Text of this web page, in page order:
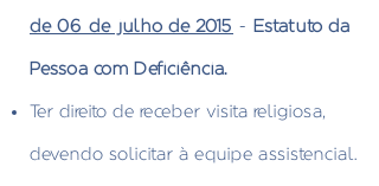
de 06 de julho de 2015 - Estatuto da
Pessoa com Deficiência.
Ter direito de receber visita religiosa,
devendo solicitar à equipe assistencial.